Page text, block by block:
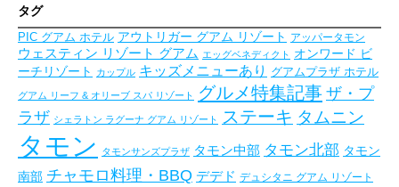
タグ
PIC グアム ホテル アウトリガー グアム リゾート アッパータモン
ウェスティン リゾート グアム エッグベネディクト オンワード ビ
ーチリゾート
カップル キッズメニューあり グアムプラザ ホテル
グアム リーフ & オリーブ スパ リゾート グルメ特集記事 ザ・プ
ラザ シェラトン ラグーナ グアム リゾート ステーキ タムニン
タモン タモンサンズプラザ タモン中部 タモン北部 タモン
南部 チャモロ料理・BBQ デデド デュシタニ グアム リゾート